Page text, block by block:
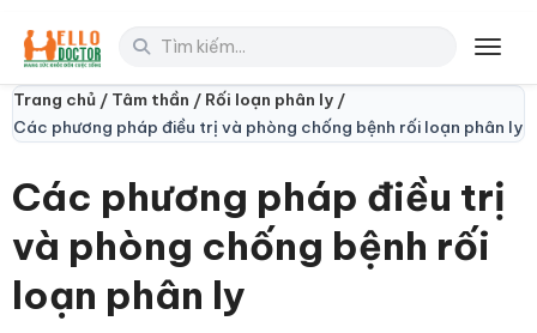
Trang chủ / Tâm thần / Rối loạn phân ly /
Các phương pháp điều trị và phòng chống bệnh rối loạn phân ly
Các phương pháp điều trị
và phòng chống bệnh rối
loạn phân ly